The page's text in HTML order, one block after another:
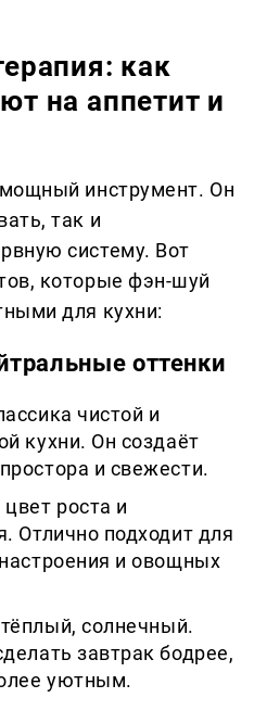
как
на аппетит и
инструмент. Он
так и
систему. Вот
которые фэн-шуй
для кухни:
оттенки
чистой и
кухни. Он создаёт
и свежести.
роста и
Отлично подходит для
и овощных
солнечный.
завтрак бодрее,
уютным.